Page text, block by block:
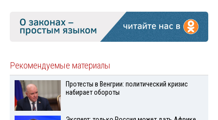
Рекомендуемые материалы
Протесты в Венгрии: политический кризис
набирает обороты